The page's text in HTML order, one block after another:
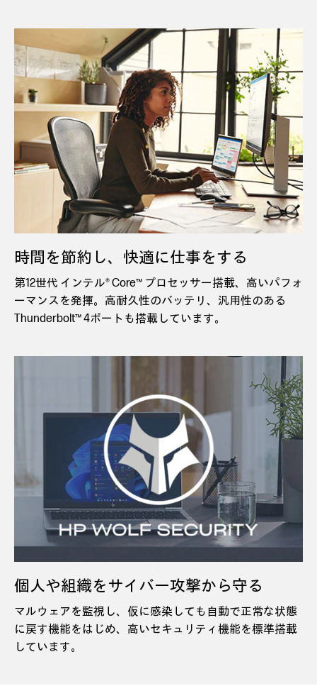
時間を節約し、快適に仕事をする
第12世代 インテル® Core™ プロセッサー搭載、高いパフォ
ーマンスを発揮。高耐久性のバッテリ、汎用性のある
Thunderbolt™ 4ポートも搭載しています。
個人や組織をサイバー攻撃から守る
マルウェアを監視し、仮に感染しても自動で正常な状態
に戻す機能をはじめ、高いセキュリティ機能を標準搭載
しています。